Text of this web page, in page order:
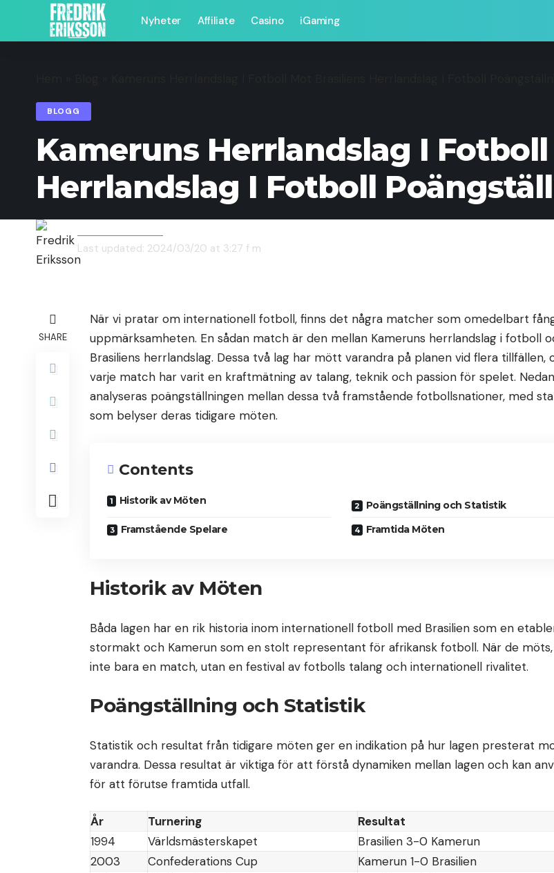
Nyheter Affiliate Casino iGaming
BLOGG
Kameruns Herrlandslag I
Herrlandslag I Fotboll
Last updated: 2024/03/20 at 3:27 f m
SHARE
När vi pratar om internationell fotboll, finns det några matcher som omedelbart
uppmärksamheten. En sådan match är den mellan Kameruns herrlandslag i fotboll
Brasiliens herrlandslag. Dessa två lag har mött varandra på planen vid flera tillfällen,
varje match har varit en kraftmätning av talang, teknik och passion för spelet. Nedan
analyseras poängställningen mellan dessa två framstående fotbollsnationer, med
som belyser deras tidigare möten.
Contents
Historik av Möten
Poängställning och Statistik
Framstående Spelare
Framtida Möten
Historik av Möten
Båda lagen har en rik historia inom internationell fotboll med Brasilien som en
stormakt och Kamerun som en stolt representant för afrikansk fotboll. När de
inte bara en match, utan en festival av fotbolls talang och internationell rivalitet.
Poängställning och Statistik
Statistik och resultat från tidigare möten ger en indikation på hur lagen presterat
varandra. Dessa resultat är viktiga för att förstå dynamiken mellan lagen och kan
för att förutse framtida utfall.
År Turnering
Resultat
1994
Världsmästerskapet
Brasilien 3-0 Kamerun
2003
Confederations Cup
Kamerun 1-0 Brasilien